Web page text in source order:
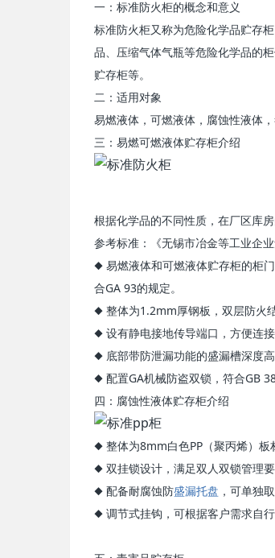
一：标准防火柜的概念和意义
标准防火柜又称为危险化学品贮存柜
品、压缩气体气瓶等危险化学品的
贮存柜等。
二：适用对象
易燃液体，可燃液体，腐蚀性液体
三：易燃可燃液体贮存柜介绍
根据化学品的不同性质，在厂区库
参考标准：《无锡市冶金等工业企
◆ 易燃液体和可燃液体贮存柜的柜
合GA 93的规定。
◆ 整体为1.2mm厚钢板，双层防火
◆ 设有静电接地传导端口，方便连
◆ 底部带防泄漏功能的盛漏槽深度
◆ 配置GA机械防盗双锁，符合GB
四：腐蚀性液体贮存柜介绍
◆ 整体为8mm白色PP（聚丙烯）
◆ 双挂锁设计，满足双人双锁管理
◆ 配备耐腐蚀防盛漏托盘 ，可单独
◆ 调节式挂钩，可根据客户需求自